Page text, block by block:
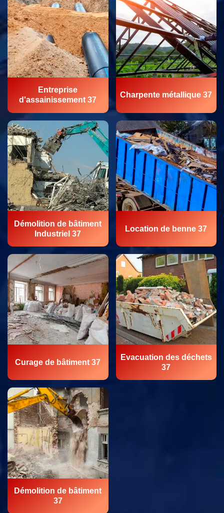
Entreprise
d'assainissement 37
Charpente métallique 37
Démolition de bâtiment
Industriel 37
Location de benne 37
Curage de bâtiment 37
Evacuation des déchets
37
Démolition de bâtiment
37